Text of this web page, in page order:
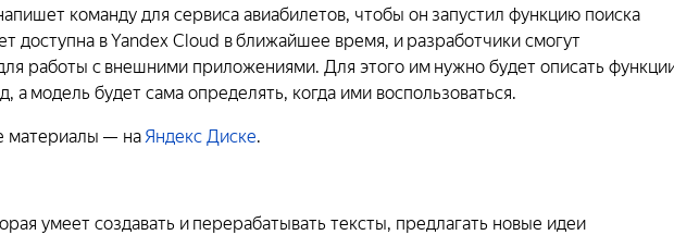
команду для сервиса авиабилетов, чтобы он запустил функцию поиска
доступна в Yandex Cloud в ближайшее время, и разработчики смогут
работы с внешними приложениями. Для этого им нужно будет описать
а модель будет сама определять, когда ими воспользоваться.
материалы — на Яндекс Диске.
умеет создавать и перерабатывать тексты, предлагать новые идеи